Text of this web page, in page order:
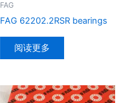
FAG
FAG 62202.2RSR bearings
阅读更多